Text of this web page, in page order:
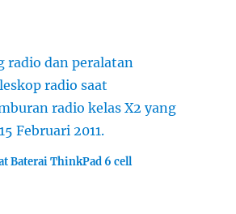
Baterai ThinkPad 6 cell